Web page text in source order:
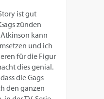
ist gut
zünden
kann
und ich
für die Figur
dies genial.
die Gags
den ganzen